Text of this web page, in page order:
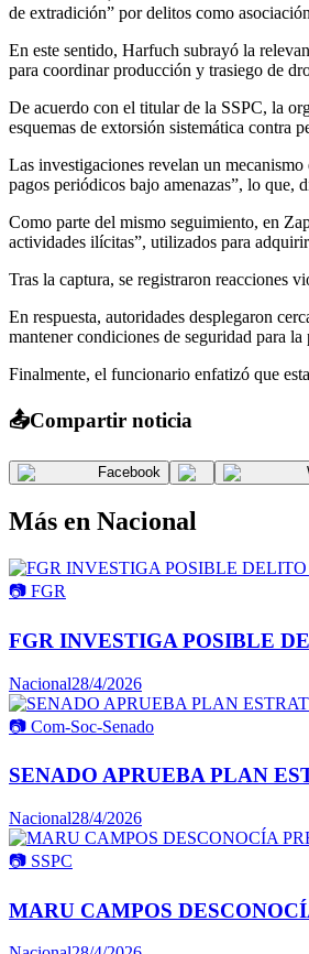
de extradición” por delitos como
En este sentido, Harfuch subrayó la
para coordinar producción y trasiego de
De acuerdo con el titular de la SSPC, la
esquemas de extorsión sistemática contra
Las investigaciones revelan un
pagos periódicos bajo amenazas”, lo que,
Como parte del mismo seguimiento, en
actividades ilícitas”, utilizados para
Tras la captura, se registraron reacciones
En respuesta, autoridades desplegaron
mantener condiciones de seguridad para la
Finalmente, el funcionario enfatizó que
📤Compartir noticia
Facebook
Más en Nacional
📷 FGR
FGR INVESTIGA POSIBLE
Nacional28/4/2026
📷 Com-Soc-Senado
SENADO APRUEBA PLAN
Nacional28/4/2026
📷 SSPC
MARU CAMPOS